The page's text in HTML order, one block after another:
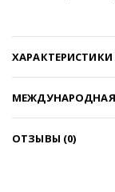
ХАРАКТЕРИСТИКИ
ОТЗЫВЫ (0)